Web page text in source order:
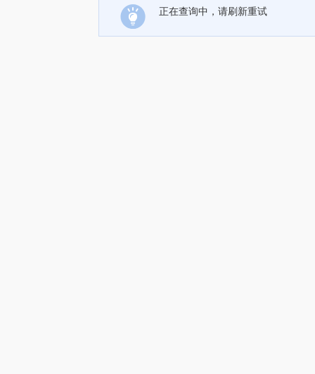
正在查询中，请刷新重试